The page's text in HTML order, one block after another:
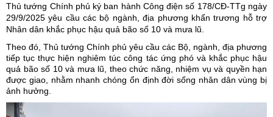
Thủ tướng Chính phủ ký ban hành Công điện số 178/CĐ-TTg ngày
29/9/2025 yêu cầu các bộ ngành, địa phương khẩn trương hỗ trợ
Nhân dân khắc phục hậu quả bão số 10 và mưa lũ.
Theo đó, Thủ tướng Chính phủ yêu cầu các Bộ, ngành, địa phương
tiếp tục thực hiện nghiêm túc công tác ứng phó và khắc phục hậu
quả bão số 10 và mưa lũ, theo chức năng, nhiệm vụ và quyền hạn
được giao, nhằm nhanh chóng ổn định đời sống nhân dân vùng bị
ảnh hưởng.